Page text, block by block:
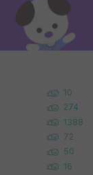
10
274
1388
72
50
16